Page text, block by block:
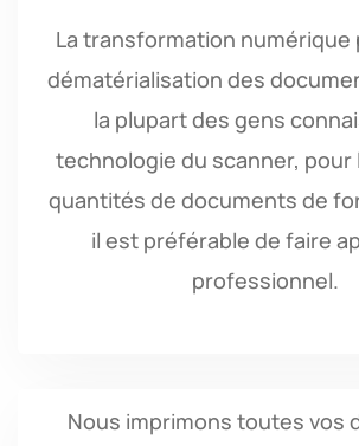
La transformation numérique
dématérialisation des
la plupart des gens
technologie du scanner, pour
quantités de documents de
il est préférable de faire
professionnel.
Nous imprimons toutes vos